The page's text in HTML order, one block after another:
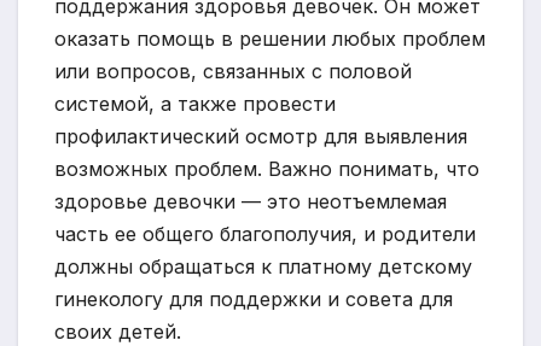
поддержания здоровья девочек. Он может
оказать помощь в решении любых проблем
или вопросов, связанных с половой
системой, а также провести
профилактический осмотр для выявления
возможных проблем. Важно понимать, что
здоровье девочки — это неотъемлемая
часть ее общего благополучия, и родители
должны обращаться к платному детскому
гинекологу для поддержки и совета для
своих детей.